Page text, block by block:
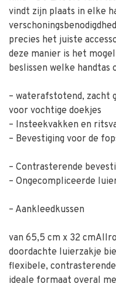
vindt zijn plaats in elke
precies het juiste
deze manier is het
beslissen welke
– waterafstotend, zacht
voor vochtige doekjes
– Insteekvakken en
– Bevestiging voor de
– Contrasterende
– Ongecompliceerde
– Aankleedkussen
van 65,5 cm x 32
doordachte luierzakje
flexibele,
ideale formaat overal